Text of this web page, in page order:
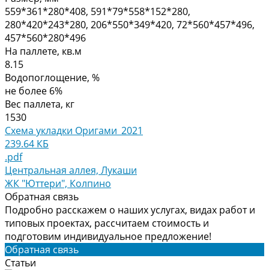
559*361*280*408, 591*79*558*152*280,
280*420*243*280, 206*550*349*420, 72*560*457*496,
457*560*280*496
На паллете, кв.м
8.15
Водопоглощение, %
не более 6%
Вес паллета, кг
1530
Схема укладки Оригами_2021
239.64 КБ
.pdf
Центральная аллея, Лукаши
ЖК "Юттери", Колпино
Обратная связь
Подробно расскажем о наших услугах, видах работ и
типовых проектах, рассчитаем стоимость и
подготовим индивидуальное предложение!
Обратная связь
Статьи